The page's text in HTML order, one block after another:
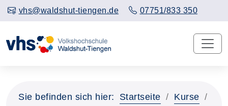
vhs@waldshut-tiengen.de 07751/833 350
Sie befinden sich hier: Startseite
Kurse